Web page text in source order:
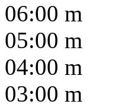
06:00 m
05:00 m
04:00 m
03:00 m